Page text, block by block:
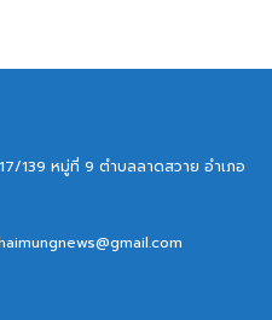
139 หมู่ที่ 9 ตำบลลาดสวาย อำเภอ